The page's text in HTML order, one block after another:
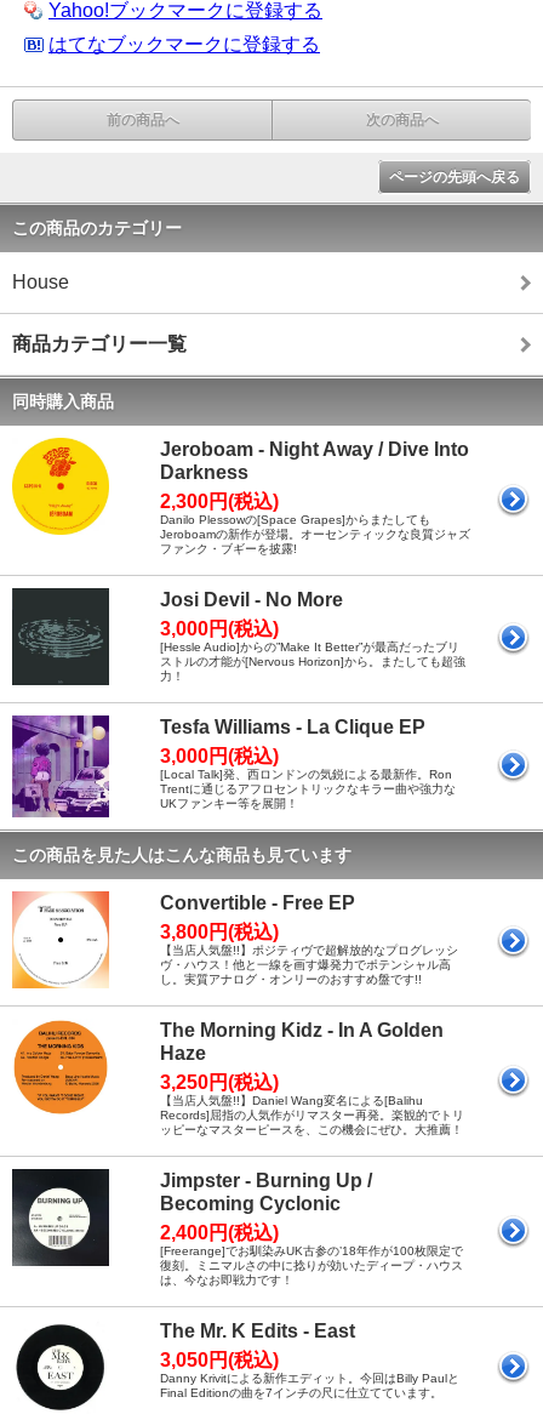
Yahoo!ブックマークに登録する
はてなブックマークに登録する
前の商品へ 次の商品へ
ページの先頭へ戻る
この商品のカテゴリー
House
商品カテゴリー一覧
同時購入商品
Jeroboam - Night Away / Dive Into
Darkness
2,300円(税込)
Danilo Plessowの[Space Grapes]からまたしても
Jeroboamの新作が登場。オーセンティックな良質ジャズ
ファンク・ブギーを披露!
Josi Devil - No More
3,000円(税込)
[Hessle Audio]からの”Make It Better”が最高だったブリ
ストルの才能が[Nervous Horizon]から。またしても超強
力！
Tesfa Williams - La Clique EP
3,000円(税込)
[Local Talk]発、西ロンドンの気鋭による最新作。Ron
Trentに通じるアフロセントリックなキラー曲や強力な
UKファンキー等を展開！
この商品を見た人はこんな商品も見ています
Convertible - Free EP
3,800円(税込)
【当店人気盤!!】ポジティヴで超解放的なプログレッシ
ヴ・ハウス！他と一線を画す爆発力でポテンシャル高
し。実質アナログ・オンリーのおすすめ盤です!!
The Morning Kidz - In A Golden
Haze
3,250円(税込)
【当店人気盤!!】Daniel Wang変名による[Balihu
Records]屈指の人気作がリマスター再発。楽観的でトリ
ッピーなマスターピースを、この機会にぜひ。大推薦！
Jimpster - Burning Up /
Becoming Cyclonic
2,400円(税込)
[Freerange]でお馴染みUK古参の’18年作が100枚限定で
復刻。ミニマルさの中に捻りが効いたディープ・ハウス
は、今なお即戦力です！
The Mr. K Edits - East
3,050円(税込)
Danny Krivitによる新作エディット。今回はBilly Paulと
Final Editionの曲を7インチの尺に仕立てています。